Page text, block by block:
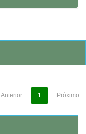
Anterior 1 Próximo